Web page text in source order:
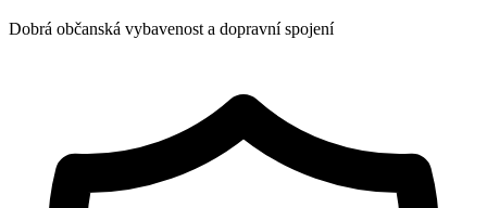
Dobrá občanská vybavenost a dopravní spojení